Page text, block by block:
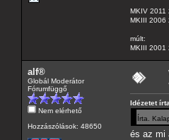
MKIV 2011
MKIII 2006
múlt:
MKIII 2001
alf®
Globál Moderátor
Fórumfüggő
Nem elérhető
Hozzászólások: 48650
Idézetet
Írta.
és az mi